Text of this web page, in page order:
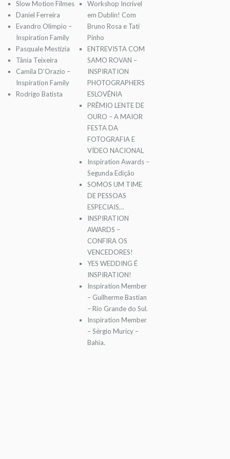
Slow Motion Filmes
Daniel Ferreira
Evandro Olímpio –
Inspiration Family
Pasquale Mestizia
Tânia Teixeira
Camila D’Orazio –
Inspiration Family
Rodrigo Batista
Workshop Incrível
em Dublin! Com
Bruno Rosa e Tati
Pinho
ENTREVISTA COM
SAMO ROVAN –
INSPIRATION
PHOTOGRAPHERS
ESLOVÊNIA
PRÊMIO LENTE DE
OURO – A MAIOR
FESTA DA
FOTOGRAFIA E
VÍDEO NACIONAL
Inspiration Awards –
Segunda Edição
SOMOS UM TIME
DE PESSOAS
ESPECIAIS…
INSPIRATION
AWARDS –
CONFIRA OS
VENCEDORES!
YES WEDDING É
INSPIRATION!
Inspiration Member
– Guilherme Bastian
– Rio Grande do Sul.
Inspiration Member
– Sérgio Muricy –
Bahia.